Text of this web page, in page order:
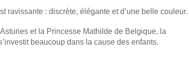
ravissante : discrète, élégante et d’une belle couleur.
et la Princesse Mathilde de Belgique, la
beaucoup dans la cause des enfants.